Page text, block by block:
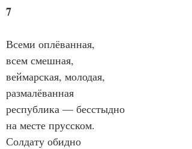
7
Всеми оплёванная,
всем смешная,
веймарская, молодая,
размалёванная
республика — бесстыдно
на месте прусском.
Солдату обидно